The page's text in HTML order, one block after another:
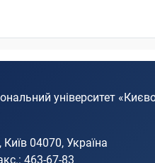
університет
04070, Україна
463-67-83